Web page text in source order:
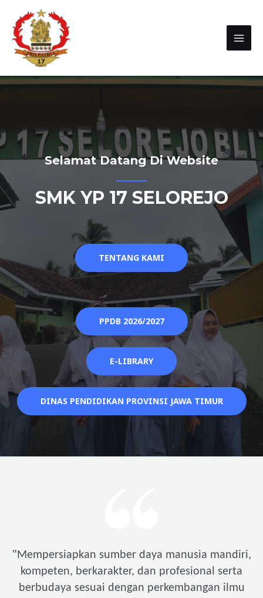
Selamat Datang Di Website
SMK YP 17 SELOREJO
TENTANG KAMI
PPDB 2026/2027
E-LIBRARY
DINAS PENDIDIKAN PROVINSI JAWA TIMUR
"Mempersiapkan sumber daya manusia mandiri,
kompeten, berkarakter, dan profesional serta
berbudaya sesuai dengan perkembangan ilmu